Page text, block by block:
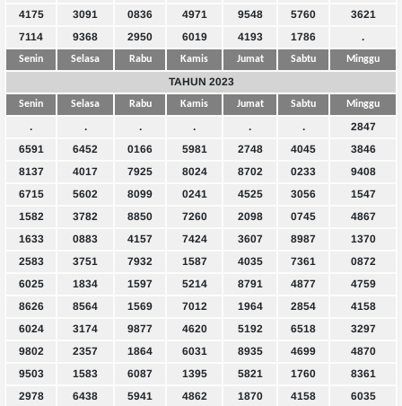
4175
3091 0836 4971 9548 5760
3621
7114
9368 2950 6019 4193 1786 .
Senin Selasa Rabu Kamis Jumat Sabtu Minggu
TAHUN 2023
Senin Selasa Rabu Kamis Jumat Sabtu Minggu
. . . . . .
2847
6591
6452 0166 5981 2748 4045
3846
8137
4017 7925 8024 8702 0233
9408
6715
5602 8099 0241 4525 3056
1547
1582
3782 8850 7260 2098 0745
4867
1633
0883 4157 7424 3607 8987
1370
2583
3751 7932 1587 4035 7361
0872
6025
1834 1597 5214 8791 4877
4759
8626
8564 1569 7012 1964 2854
4158
6024
3174 9877 4620 5192 6518
3297
9802
2357 1864 6031 8935 4699
4870
9503
1583 6087 1395 5821 1760
8361
2978
6438 5941 4862 1870 4158
6035